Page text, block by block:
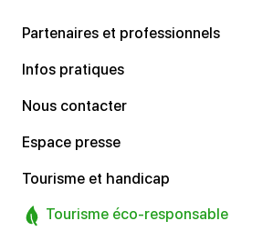
Partenaires et professionnels
Infos pratiques
Nous contacter
Espace presse
Tourisme et handicap
Tourisme éco-responsable